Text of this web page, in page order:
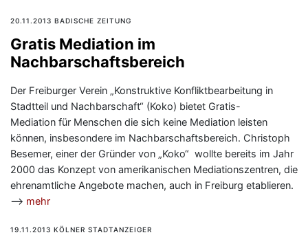
20.11.2013 BADISCHE ZEITUNG
Gratis Mediation im
Nachbarschaftsbereich
Der Freiburger Verein „Konstruktive Konfliktbearbeitung in
Stadtteil und Nachbarschaft“ (Koko) bietet Gratis-
Mediation für Menschen die sich keine Mediation leisten
können, insbesondere im Nachbarschaftsbereich. Christoph
Besemer, einer der Gründer von „Koko“ wollte bereits im Jahr
2000 das Konzept von amerikanischen Mediationszentren, die
ehrenamtliche Angebote machen, auch in Freiburg etablieren.
—> mehr
19.11.2013 KÖLNER STADTANZEIGER